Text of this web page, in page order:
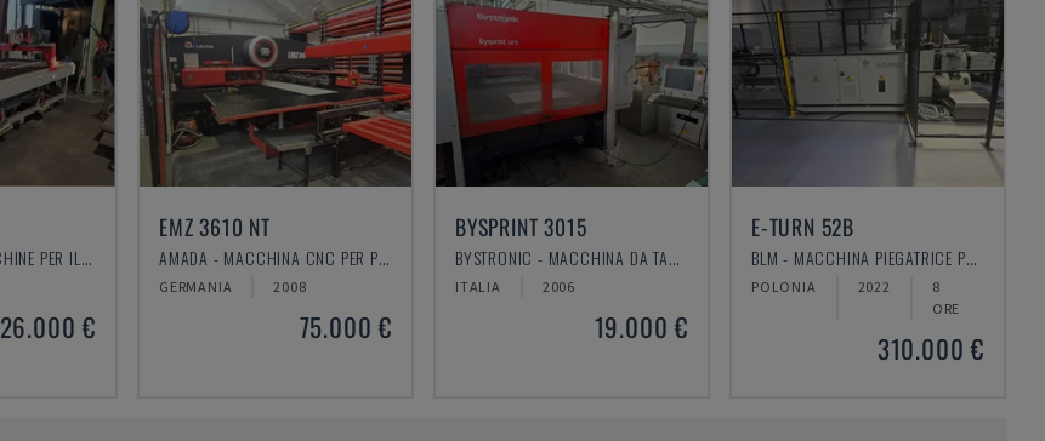
PLASMACUT - MACCHINE PER IL TAGLIO AL PLASMA
26.000 €
EMZ 3610 NT
AMADA - MACCHINA CNC PER PUNZONATURA
GERMANIA 2008
75.000 €
BYSPRINT 3015
BYSTRONIC - MACCHINA DA TAGLIO LASER CO2
ITALIA 2006
19.000 €
E-TURN 52B
BLM - MACCHINA PIEGATRICE PROFILI
POLONIA 2022
8
ORE
310.000 €